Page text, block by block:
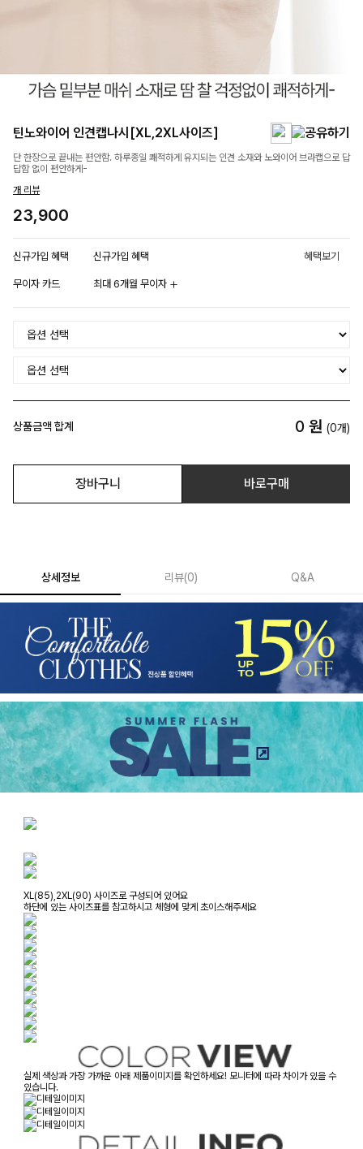
틴노와이어 인견캡나시[XL,2XL사이즈]
단 한장으로 끝내는 편안함. 하루종일 쾌적하게 유지되는 인견 소재와 노와이어 브라캡으로 답
답함 없이 편안하게-
개 리뷰
23,900
신규가입 혜택 신규가입 혜택 혜택보기
무이자 카드 최대 6개월 무이자
상품금액 합계 0 원 (0개)
장바구니 바로구매
상세정보 리뷰(0) Q&A
XL(85),2XL(90) 사이즈로 구성되어 있어요
하단에 있는 사이즈표를 참고하시고 체형에 맞게 초이스해주세요
실제 색상과 가장 가까운 아래 제품이미지를 확인하세요! 모니터에 따라 차이가 있을 수
있습니다.